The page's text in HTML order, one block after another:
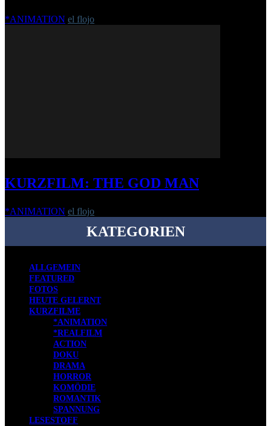
*ANIMATION el flojo
KURZFILM: THE GOD MAN
*ANIMATION el flojo
KATEGORIEN
ALLGEMEIN
FEATURED
FOTOS
HEUTE GELERNT
KURZFILME
*ANIMATION
*REALFILM
ACTION
DOKU
DRAMA
HORROR
KOMÖDIE
ROMANTIK
SPANNUNG
LESESTOFF